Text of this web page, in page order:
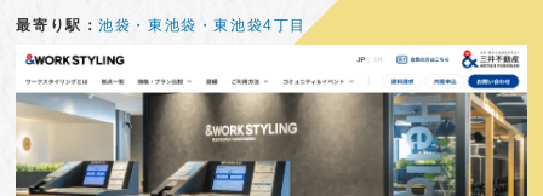
最寄り駅：池袋・東池袋・東池袋4丁目